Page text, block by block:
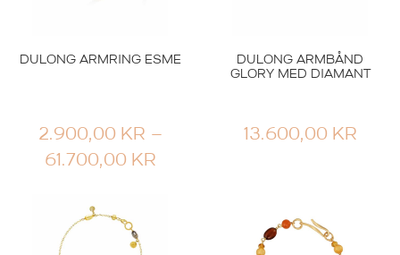
DULONG ARMRING ESME
2.900,00 KR –
61.700,00 KRPRISOMRÅDE:
61.700,00 KR
DULONG ARMBÅND
GLORY MED DIAMANT
13.600,00 KR